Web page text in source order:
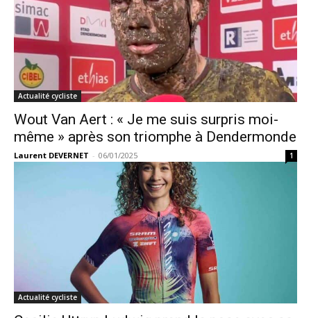
Actualité cycliste
Wout Van Aert : « Je me suis surpris moi-
même » après son triomphe à Dendermonde
Laurent DEVERNET - 06/01/2025 1
Actualité cycliste